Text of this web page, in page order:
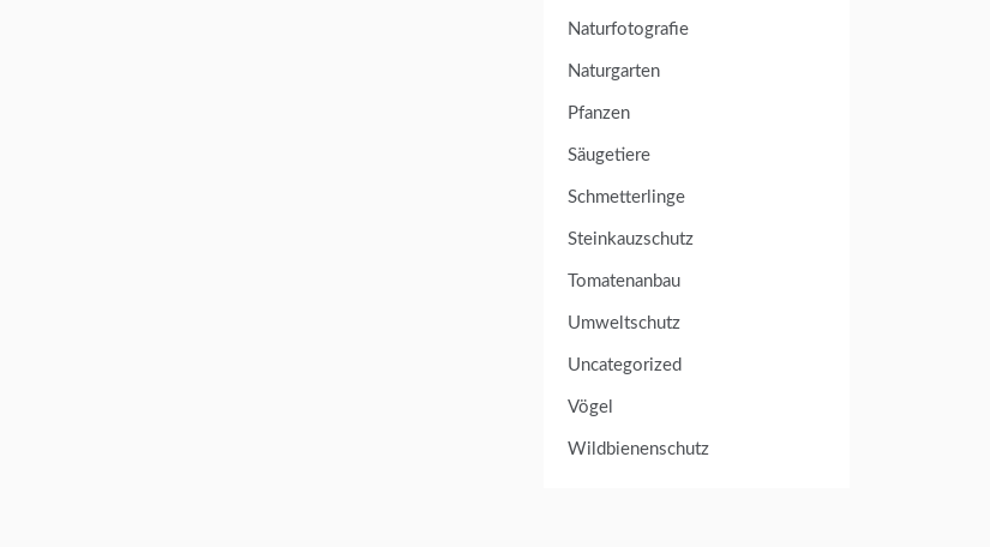
Naturfotografie
Naturgarten
Pfanzen
Säugetiere
Schmetterlinge
Steinkauzschutz
Tomatenanbau
Umweltschutz
Uncategorized
Vögel
Wildbienenschutz